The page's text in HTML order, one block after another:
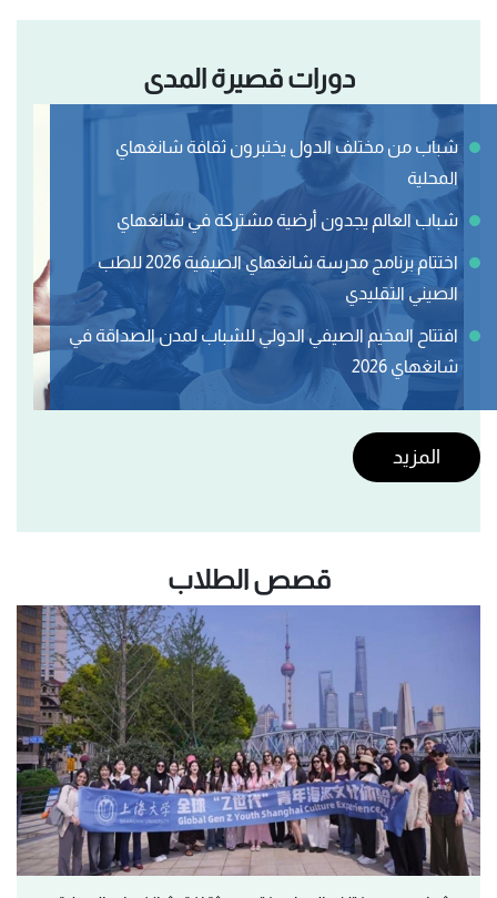
دورات قصيرة المدى
شباب من مختلف الدول يختبرون ثقافة شانغهاي
المحلية
شباب العالم يجدون أرضية مشتركة في شانغهاي
اختتام برنامج مدرسة شانغهاي الصيفية 2026 للطب
الصيني التقليدي
افتتاح المخيم الصيفي الدولي للشباب لمدن الصداقة في
شانغهاي 2026
المزيد
قصص الطلاب